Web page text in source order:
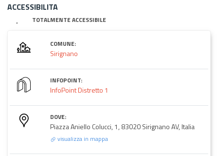
ACCESSIBILITA
TOTALMENTE ACCESSIBILE
COMUNE:
Sirignano
INFOPOINT:
InfoPoint Distretto 1
DOVE:
Piazza Aniello Colucci, 1, 83020 Sirignano AV, Italia
visualizza in mappa